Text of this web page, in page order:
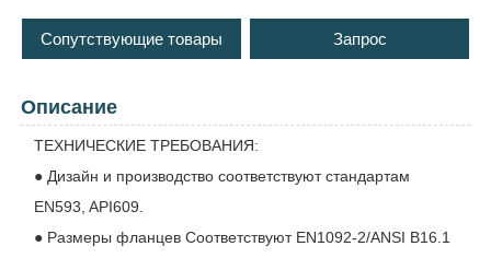
Сопутствующие товары Запрос
Описание
ТЕХНИЧЕСКИЕ ТРЕБОВАНИЯ:
● Дизайн и производство соответствуют стандартам
EN593, API609.
● Размеры фланцев Соответствуют EN1092-2/ANSI B16.1